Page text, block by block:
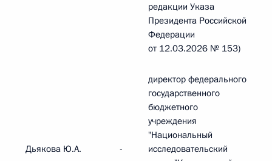
редакции Указа
Президента Российской
Федерации
от 12.03.2026 № 153)
Дьякова Ю.А. -
директор федерального
государственного
бюджетного
учреждения
"Национальный
исследовательский